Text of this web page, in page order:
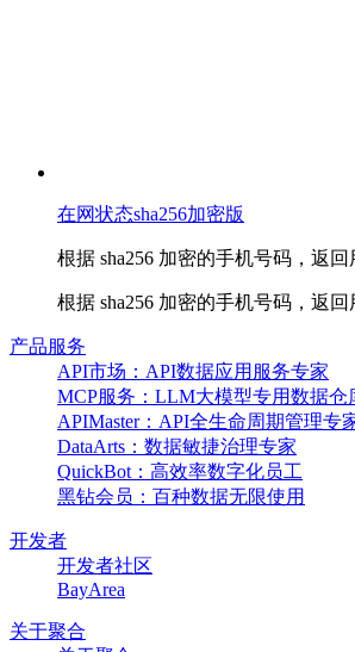
在网状态sha256加密版
根据 sha256 加密的手机号码，返
根据 sha256 加密的手机号码，返
产品服务
API市场：API数据应用服务专家
MCP服务：LLM大模型专用数据仓
APIMaster：API全生命周期管理专
DataArts：数据敏捷治理专家
QuickBot：高效率数字化员工
黑钻会员：百种数据无限使用
开发者
开发者社区
BayArea
关于聚合